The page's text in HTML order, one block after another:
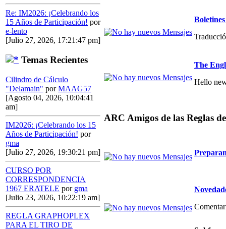
Re: IM2026: ¡Celebrando los
15 Años de Participación! por
e-lento
[Julio 27, 2026, 17:21:47 pm]
Temas Recientes
Cilindro de Cálculo
"Delamain" porMAAG57
[Agosto 04, 2026, 10:04:41
am]
IM2026: ¡Celebrando los 15
Años de Participación! por
gma
[Julio 27, 2026, 19:30:21 pm]
CURSO POR
CORRESPONDENCIA
1967 ERATELE por gma
[Julio 23, 2026, 10:22:19 am]
REGLA GRAPHOPLEX
PARA EL TIRO DE
The
Hello
ARC Amigos de las Reglas